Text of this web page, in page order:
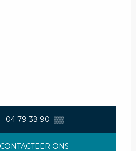
04 79 38 90 ▒▒
CONTACTEER ONS